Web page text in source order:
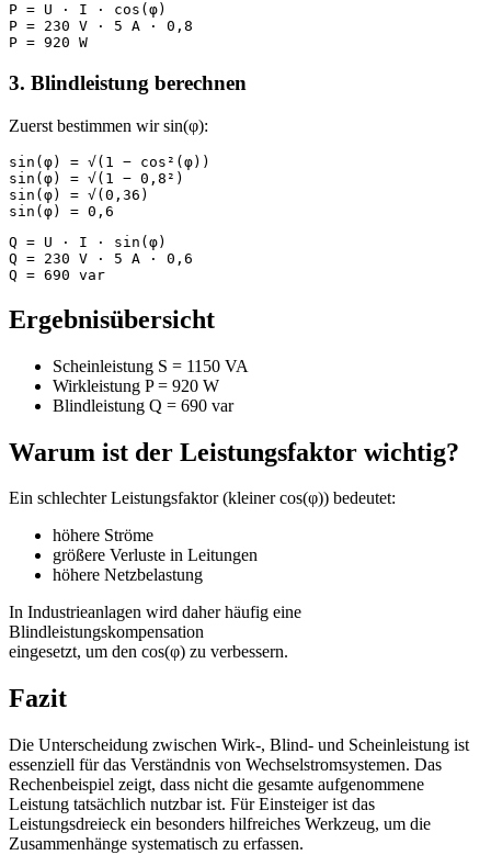
P = U · I · cos(φ)
P = 230 V · 5 A · 0,8
P = 920 W
3. Blindleistung berechnen
Zuerst bestimmen wir sin(φ):
sin(φ) = √(1 − cos²(φ))
sin(φ) = √(1 − 0,8²)
sin(φ) = √(0,36)
sin(φ) = 0,6
Q = U · I · sin(φ)
Q = 230 V · 5 A · 0,6
Q = 690 var
Ergebnisübersicht
Scheinleistung S = 1150 VA
Wirkleistung P = 920 W
Blindleistung Q = 690 var
Warum ist der Leistungsfaktor wichtig?
Ein schlechter Leistungsfaktor (kleiner cos(φ)) bedeutet:
höhere Ströme
größere Verluste in Leitungen
höhere Netzbelastung
In Industrieanlagen wird daher häufig eine
Blindleistungskompensation
eingesetzt, um den cos(φ) zu verbessern.
Fazit
Die Unterscheidung zwischen Wirk-, Blind- und Scheinleistung ist
essenziell für das Verständnis von Wechselstromsystemen. Das
Rechenbeispiel zeigt, dass nicht die gesamte aufgenommene
Leistung tatsächlich nutzbar ist. Für Einsteiger ist das
Leistungsdreieck ein besonders hilfreiches Werkzeug, um die
Zusammenhänge systematisch zu erfassen.